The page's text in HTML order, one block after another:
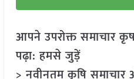
आपने उपरोक्त समाचार
पढ़ा: हमसे जुड़ें